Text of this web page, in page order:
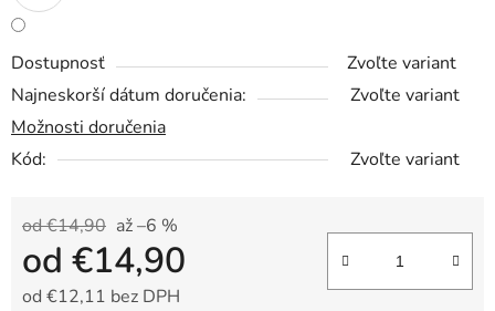
Dostupnosť
Zvoľte variant
Najneskorší dátum doručenia:
Zvoľte variant
Možnosti doručenia
Kód:
Zvoľte variant
od €14,90 až –6 %
od €14,90
od €12,11 bez DPH